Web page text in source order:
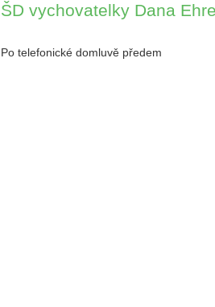
ŠD vychovatelky Dana
Po telefonické domluvě předem